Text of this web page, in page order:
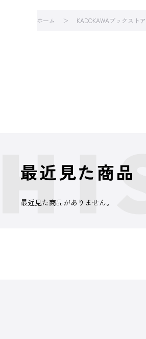
ホーム KADOKAWAブックストア
最近見た商品
最近見た商品がありません。